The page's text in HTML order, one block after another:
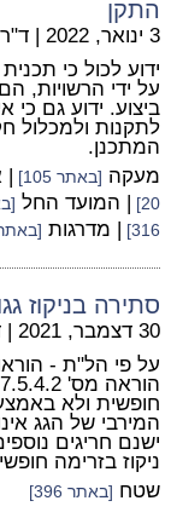
התקן
3 ינואר, 2022 |
ידוע לכול כי
על ידי הרשויות,
ביצוע. ידוע גם כי
לתקנות ולמכלול
המתכנן.
מעקה [באתר 105] |
20]
| המועד החל
316]
| מדרגות [באתר
סתירה בניקוז
30 דצמבר, 2021 |
חופשית ולא
המירבי של הגג אינו
ישנם חריגים
ניקוז בזרימה
שטח [באתר 396]